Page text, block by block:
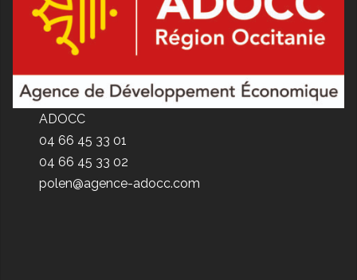
ADOCC
04 66 45 33 01
04 66 45 33 02
polen@agence-adocc.com